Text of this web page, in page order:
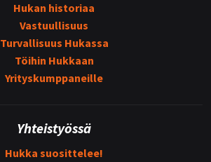
Hukan historiaa
Vastuullisuus
Turvallisuus Hukassa
Töihin Hukkaan
Yrityskumppaneille
Yhteistyössä
Hukka suosittelee!